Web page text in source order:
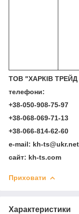
ТОВ "ХАРКІВ ТРЕЙД
телефони:
+38-050-908-75-97
+38-068-069-71-13
+38-066-814-62-60
e-mail: kh-
сайт: kh-ts.com
Приховати
Характеристики